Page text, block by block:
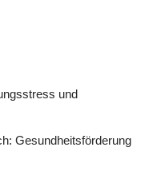
und
Gesundheitsförderung